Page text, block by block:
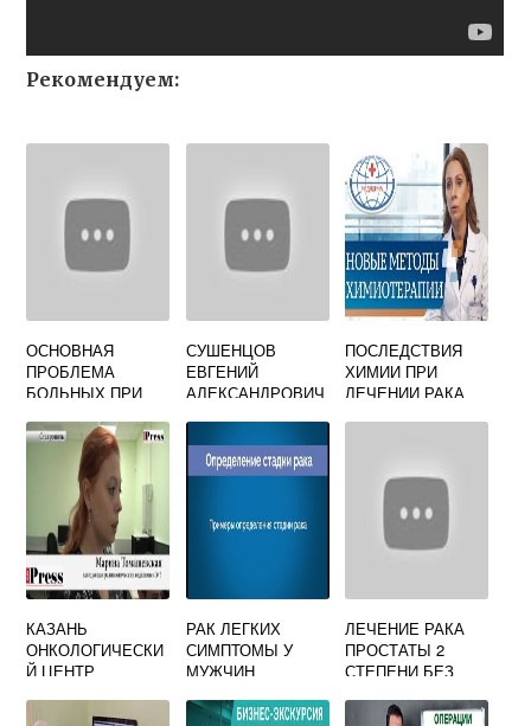
Рекомендуем:
ОСНОВНАЯ
ПРОБЛЕМА
БОЛЬНЫХ ПРИ
МАТКИ
СУШЕНЦОВ
ЕВГЕНИЙ
АЛЕКСАНДРОВИЧ
ПОСЛЕДСТВИЯ
ХИМИИ ПРИ
ЛЕЧЕНИИ РАКА
КАЗАНЬ
ОНКОЛОГИЧЕСКИ
Й ЦЕНТР
РАК ЛЕГКИХ
СИМПТОМЫ У
МУЖЧИН
СТАДИЯ
ЛЕЧЕНИЕ РАКА
ПРОСТАТЫ 2
СТЕПЕНИ БЕЗ